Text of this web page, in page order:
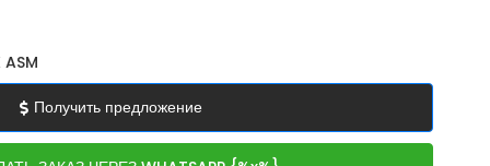
Получить предложение